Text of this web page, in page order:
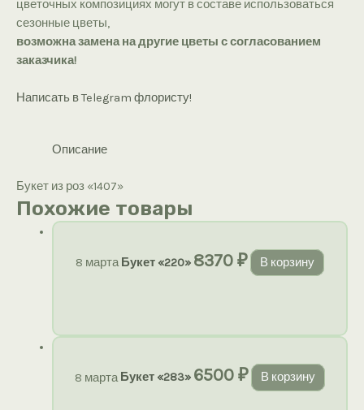
«1407»
цветочных композициях могут в составе использоваться
сезонные цветы,
возможна замена на другие цветы с согласованием
заказчика!
Написать в Telegram флористу!
Описание
Букет из роз «1407»
Похожие товары
8 марта Букет «220» 8370₽ В корзину
8 марта Букет «283» 6500₽ В корзину